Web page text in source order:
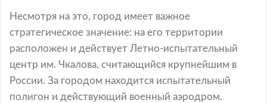
Несмотря на это, город имеет важное
стратегическое значение: на его территории
расположен и действует Летно-испытательный
центр им. Чкалова, считающийся крупнейшим в
России. За городом находится испытательный
полигон и действующий военный аэродром.